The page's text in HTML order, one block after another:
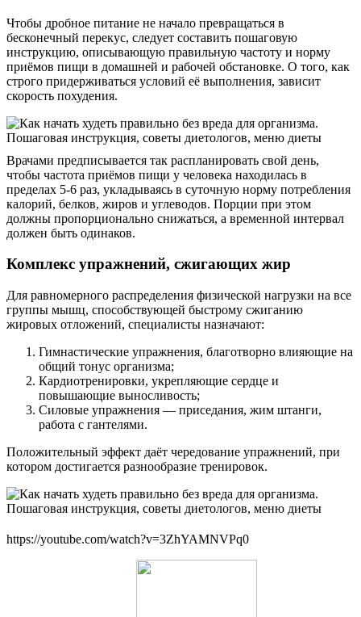
Чтобы дробное питание не начало превращаться в
бесконечный перекус, следует составить пошаговую
инструкцию, описывающую правильную частоту и норму
приёмов пищи в домашней и рабочей обстановке. О того, как
строго придерживаться условий её выполнения, зависит
скорость похудения.
Врачами предписывается так распланировать свой день,
чтобы частота приёмов пищи у человека находилась в
пределах 5-6 раз, укладываясь в суточную норму потребления
калорий, белков, жиров и углеводов. Порции при этом
должны пропорционально снижаться, а временной интервал
должен быть одинаков.
Комплекс упражнений, сжигающих жир
Для равномерного распределения физической нагрузки на все
группы мышц, способствующей быстрому сжиганию
жировых отложений, специалисты назначают:
Гимнастические упражнения, благотворно влияющие на
общий тонус организма;
Кардиотренировки, укрепляющие сердце и
повышающие выносливость;
Силовые упражнения — приседания, жим штанги,
работа с гантелями.
Положительный эффект даёт чередование упражнений, при
котором достигается разнообразие тренировок.
https://youtube.com/watch?v=3ZhYAMNVPq0